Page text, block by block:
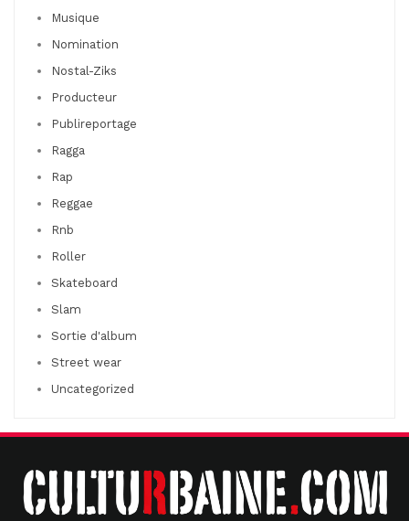
Musique
Nomination
Nostal-Ziks
Producteur
Publireportage
Ragga
Rap
Reggae
Rnb
Roller
Skateboard
Slam
Sortie d'album
Street wear
Uncategorized